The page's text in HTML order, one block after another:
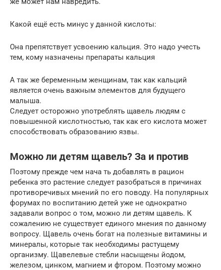
Какой ещё есть минус у данной кислоты:
Она препятствует усвоению кальция. Это надо учесть
тем, кому назначены препараты кальция
А так же беременным женщинам, так как кальций
является очень важным элементов для будущего
малыша.
Следует осторожно употреблять щавель людям с
повышенной кислотностью, так как его кислота может
способствовать образованию язвы.
Можно ли детям щавель? За и против
Поэтому прежде чем нача ть добавлять в рацион
ребенка это растение следует разобраться в причинах
противоречивых мнений по его поводу. На популярных
форумах по воспитанию детей уже не однократно
задавали вопрос о том, можно ли детям щавель. К
сожалению не существует единого мнения по данному
вопросу. Щавель очень богат на полезные витамины и
минералы, которые так необходимы растущему
организму. Щавелевые стебли насыщены йодом,
железом, цинком, магнием и фтором. Поэтому можно